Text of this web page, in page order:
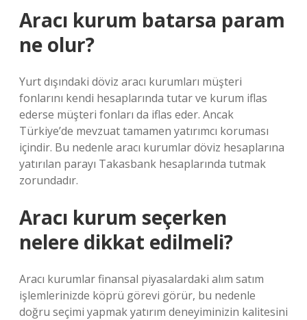
Aracı kurum batarsa param
ne olur?
Yurt dışındaki döviz aracı kurumları müşteri
fonlarını kendi hesaplarında tutar ve kurum iflas
ederse müşteri fonları da iflas eder. Ancak
Türkiye’de mevzuat tamamen yatırımcı koruması
içindir. Bu nedenle aracı kurumlar döviz hesaplarına
yatırılan parayı Takasbank hesaplarında tutmak
zorundadır.
Aracı kurum seçerken
nelere dikkat edilmeli?
Aracı kurumlar finansal piyasalardaki alım satım
işlemlerinizde köprü görevi görür, bu nedenle
doğru seçimi yapmak yatırım deneyiminizin kalitesini